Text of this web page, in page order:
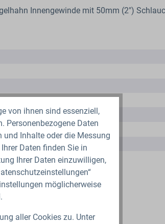
Innengewinde mit 50mm (2")
von ihnen sind essenziell,
Personenbezogene Daten
und Inhalte oder die Messung
Daten finden Sie in
Ihrer Daten einzuwilligen,
möglicherweise
aller Cookies zu. Unter